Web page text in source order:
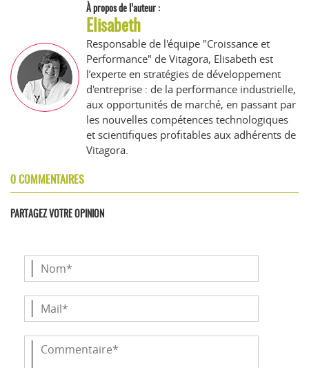
À propos de l’auteur :
Elisabeth
Responsable de l'équipe "Croissance et
Performance" de Vitagora, Elisabeth est
l’experte en stratégies de développement
d'entreprise : de la performance industrielle,
aux opportunités de marché, en passant par
les nouvelles compétences technologiques
et scientifiques profitables aux adhérents de
Vitagora.
0 COMMENTAIRES
PARTAGEZ VOTRE OPINION